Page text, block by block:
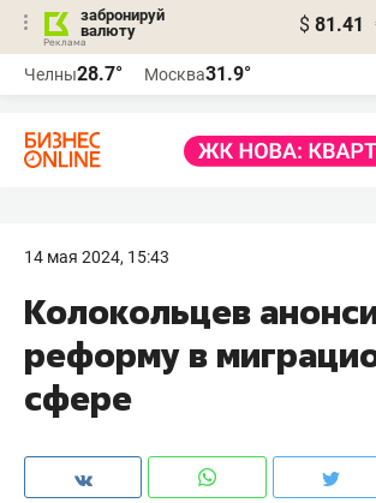
забронируй
валюту
$ 81.41
Челны28.7° Москва31.9°
14 мая 2024, 15:43
Колокольцев
реформу в
сфере